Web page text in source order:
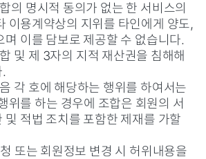
명시적 동의가 없는 한 서비스의
이용계약상의 지위를 타인에게 양도,
며 이를 담보로 제공할 수 없습니다.
및 제 3자의 지적 재산권을 침해해
각 호에 해당하는 행위를 하여서는
위를 하는 경우에 조합은 회원의 서
및 적법 조치를 포함한 제재를 가할
또는 회원정보 변경 시 허위내용을